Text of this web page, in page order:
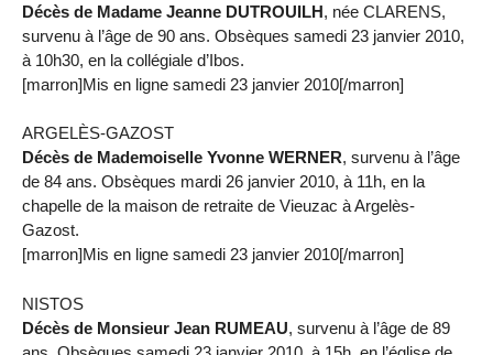
Décès de Madame Jeanne DUTROUILH, née CLARENS,
survenu à l’âge de 90 ans. Obsèques samedi 23 janvier 2010,
à 10h30, en la collégiale d’Ibos.
[marron]Mis en ligne samedi 23 janvier 2010[/marron]
ARGELÈS-GAZOST
Décès de Mademoiselle Yvonne WERNER, survenu à l’âge
de 84 ans. Obsèques mardi 26 janvier 2010, à 11h, en la
chapelle de la maison de retraite de Vieuzac à Argelès-
Gazost.
[marron]Mis en ligne samedi 23 janvier 2010[/marron]
NISTOS
Décès de Monsieur Jean RUMEAU, survenu à l’âge de 89